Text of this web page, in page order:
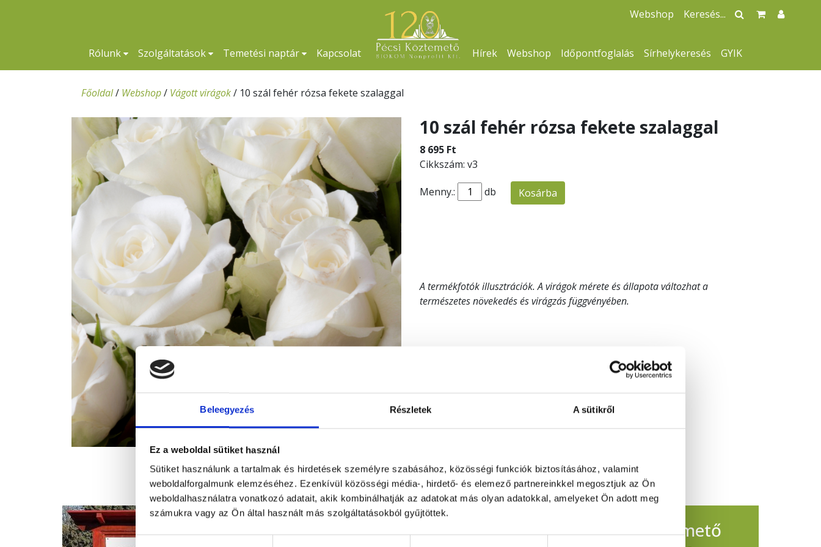
Beleegyezés Részletek A sütikről
Ez a weboldal sütiket használ
Sütiket használunk a tartalmak és hirdetések személyre szabásához, közösségi funkciók biztosításához, valamint
weboldalforgalmunk elemzéséhez. Ezenkívül közösségi média-, hirdető- és elemező partnereinkkel megosztjuk az Ön
weboldalhasználatra vonatkozó adatait, akik kombinálhatják az adatokat más olyan adatokkal, amelyeket Ön adott meg
számukra vagy az Ön által használt más szolgáltatásokból gyűjtöttek.
Hozzájárulás
Rólunk Szolgáltatások Temetési naptár Kapcsolat Hírek Webshop Időpontfoglalás Sírhelykeresés GYIK
Webshop
Főoldal/ Webshop/ Vágott virágok/ 10 szál fehér rózsa fekete szalaggal
10 szál fehér rózsa fekete szalaggal
8 695 Ft
Cikkszám: v3
Menny.: db Kosárba
A termékfotók illusztrációk. A virágok mérete és állapota változhat a
természetes növekedés és virágzás függvényében.
Figyelem! Módosul a Pécsi Köztemető